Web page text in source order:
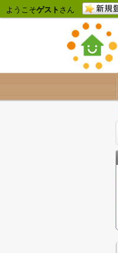
ようこそゲスト さん